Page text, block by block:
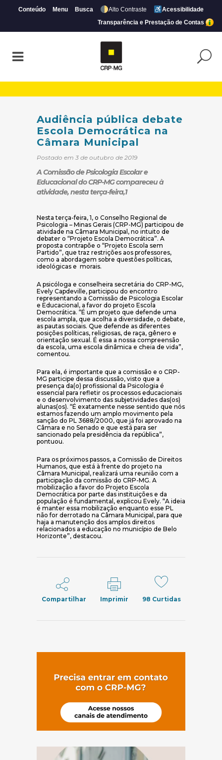
Conteúdo Menu Busca Alto Contraste
Acessibilidade
Transparência e Prestação de Contas
Audiência pública debate
Escola Democrática na
Câmara Municipal
Postado em 3 de outubro de 2019
A Comissão de Psicologia Escolar e
Educacional do CRP-MG compareceu à
atividade, nesta terça-feira,1
Nesta terça-feira, 1, o Conselho Regional de
Psicologia – Minas Gerais (CRP-MG) participou de
atividade na Câmara Municipal, no intuito de
debater o “Projeto Escola Democrática”. A
proposta contrapõe o “Projeto Escola sem
Partido”, que traz restrições aos professores,
como a abordagem sobre questões políticas,
ideológicas e morais.
A psicóloga e conselheira secretária do CRP-MG,
Evely Capdeville, participou do encontro
representando a Comissão de Psicologia Escolar
e Educacional, a favor do projeto Escola
Democrática. “É um projeto que defende uma
escola ampla, que acolha a diversidade, o debate,
as pautas sociais. Que defende as diferentes
posições políticas, religiosas, de raça, gênero e
orientação sexual. É essa a nossa compreensão
da escola, uma escola dinâmica e cheia de vida”,
comentou.
Para ela, é importante que a comissão e o CRP-
MG participe dessa discussão, visto que a
presença da(o) profissional da Psicologia é
essencial para refletir os processos educacionais
e o desenvolvimento das subjetividades das(os)
alunas(os). “É exatamente nesse sentido que nós
estamos fazendo um amplo movimento pela
sanção do PL 3688/2000, que já foi aprovado na
Câmara e no Senado e que está para ser
sancionado pela presidência da república”,
pontuou.
Para os próximos passos, a Comissão de Direitos
Humanos, que está à frente do projeto na
Câmara Municipal, realizará uma reunião com a
participação da comissão do CRP-MG. A
mobilização a favor do Projeto Escola
Democrática por parte das instituições e da
população é fundamental, explicou Evely. “A ideia
é manter essa mobilização enquanto esse PL
não for derrotado na Câmara Municipal, para que
haja a manutenção dos amplos direitos
relacionados a educação no município de Belo
Horizonte”, destacou.
Compartilhar Imprimir 98 Curtidas